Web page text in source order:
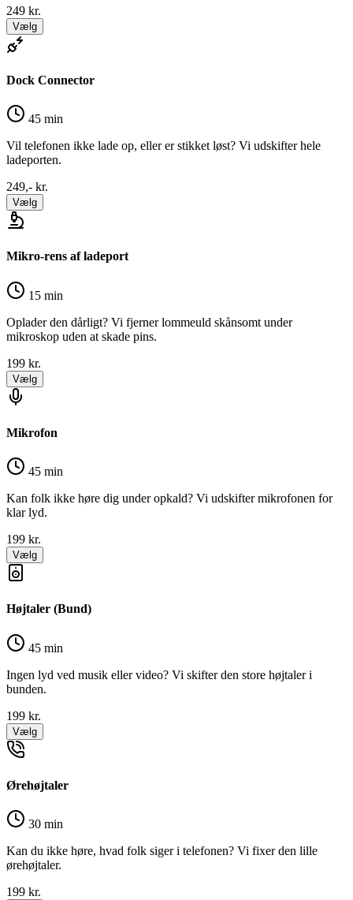
249 kr.
Vælg
Dock Connector
45 min
Vil telefonen ikke lade op, eller er stikket løst? Vi udskifter hele
ladeporten.
249,- kr.
Vælg
Mikro-rens af ladeport
15 min
Oplader den dårligt? Vi fjerner lommeuld skånsomt under
mikroskop uden at skade pins.
199 kr.
Vælg
Mikrofon
45 min
Kan folk ikke høre dig under opkald? Vi udskifter mikrofonen for
klar lyd.
199 kr.
Vælg
Højtaler (Bund)
45 min
Ingen lyd ved musik eller video? Vi skifter den store højtaler i
bunden.
199 kr.
Vælg
Ørehøjtaler
30 min
Kan du ikke høre, hvad folk siger i telefonen? Vi fixer den lille
ørehøjtaler.
199 kr.